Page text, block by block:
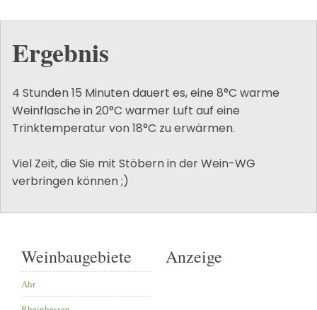
Ergebnis
4 Stunden 15 Minutendauert es, eine 8°C warme
Weinflasche in 20°C warmer Luft auf eine
Trinktemperatur von 18°C zu erwärmen.
Viel Zeit, die Sie mit Stöbern in der Wein-WG
verbringen können ;)
Weinbaugebiete
Ahr
Anzeige